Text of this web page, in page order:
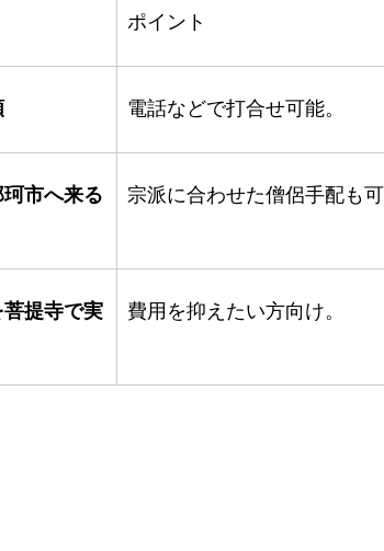
ポイント
電話などで打合せ可能。
市へ来る
宗派に合わせた僧侶手配も
提寺で実
費用を抑えたい方向け。